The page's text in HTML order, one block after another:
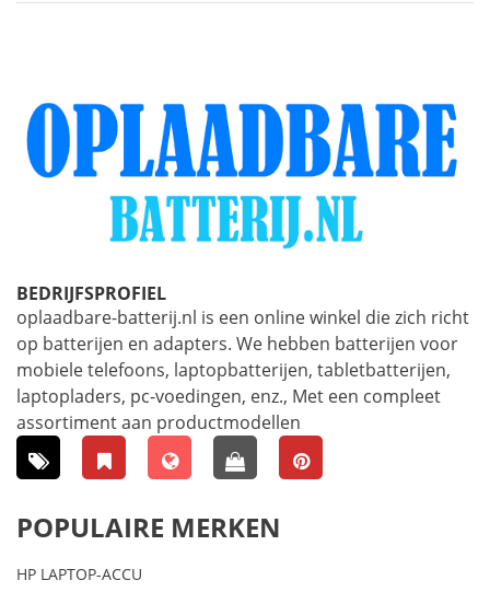
BEDRIJFSPROFIEL
oplaadbare-batterij.nl is een online winkel die zich richt
op batterijen en adapters. We hebben batterijen voor
mobiele telefoons, laptopbatterijen, tabletbatterijen,
laptopladers, pc-voedingen, enz., Met een compleet
assortiment aan productmodellen
POPULAIRE MERKEN
HP LAPTOP-ACCU